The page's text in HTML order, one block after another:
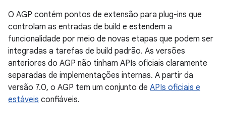
O AGP contém pontos de extensão para plug-ins que
controlam as entradas de build e estendem a
funcionalidade por meio de novas etapas que podem ser
integradas a tarefas de build padrão. As versões
anteriores do AGP não tinham APIs oficiais claramente
separadas de implementações internas. A partir da
versão 7.0, o AGP tem um conjunto de APIs oficiais e
estáveis confiáveis.